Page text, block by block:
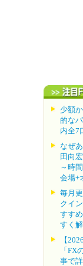
少額
的な
内全7
なぜ
田向
～時
会場+
毎月
クイ
すす
すく解
【
「FX
事で